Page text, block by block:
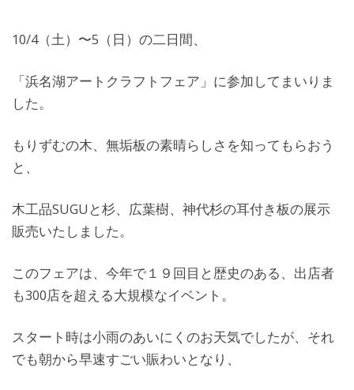
10/4（土）〜5（日）の二日間、
「浜名湖アートクラフトフェア」に参加してまいりま
した。
もりずむの木、無垢板の素晴らしさを知ってもらおう
と、
木工品SUGUと杉、広葉樹、神代杉の耳付き板の展示
販売いたしました。
このフェアは、今年で１９回目と歴史のある、出店者
も300店を超える大規模なイベント。
スタート時は小雨のあいにくのお天気でしたが、それ
でも朝から早速すごい賑わいとなり、